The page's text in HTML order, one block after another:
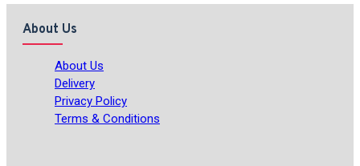
About Us
About Us
Delivery
Privacy Policy
Terms & Conditions